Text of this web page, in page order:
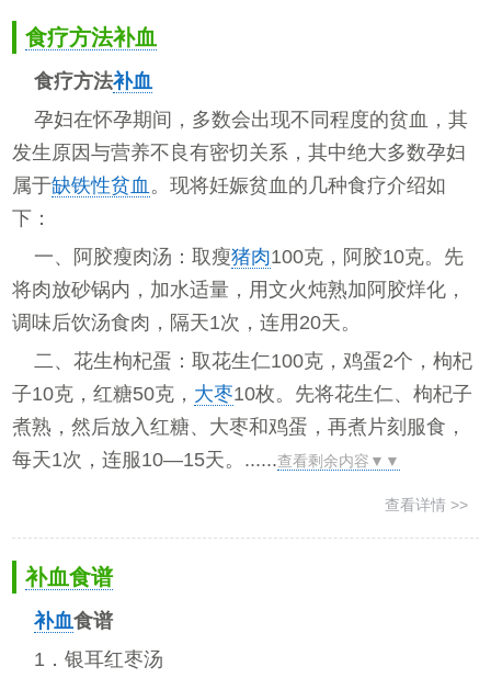
食疗方法补血
食疗方法补血
孕妇在怀孕期间，多数会出现不同程度的贫血，其
发生原因与营养不良有密切关系，其中绝大多数孕妇
属于缺铁性贫血 。现将妊娠贫血的几种食疗介绍如
下：
一、阿胶瘦肉汤：取瘦猪肉100克，阿胶10克。先
将肉放砂锅内，加水适量，用文火炖熟加阿胶烊化，
调味后饮汤食肉，隔天1次，连用20天。
二、花生枸杞蛋：取花生仁100克，鸡蛋2个，枸杞
子10克，红糖50克， 大枣10枚。先将花生仁、枸杞子
煮熟，然后放入红糖、大枣和鸡蛋，再煮片刻服食，
每天1次，连服10—15天。......查看剩余内容▼▼
查看详情 >>
补血食谱
补血食谱
1．银耳红枣汤